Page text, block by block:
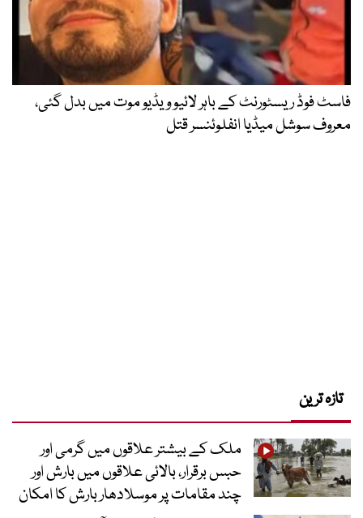
فاسٹ فوڈ ریسٹورنٹ کے باہر لائیو ویڈیو موت میں بدل گئی،
معروف سوشل میڈیا انفلوئنسر قتل
تازہ ترین
ملک کے بیشتر علاقوں میں گرمی اور
حبس برقرار، بالائی علاقوں میں بارش اور
چند مقامات پر موسلادھار بارش کا امکان